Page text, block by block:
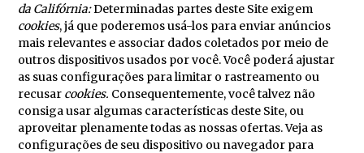
da Califórnia:Determinadas partes deste Site exigem
cookies, já que poderemos usá-los para enviar anúncios
mais relevantes e associar dados coletados por meio de
outros dispositivos usados por você. Você poderá ajustar
as suas configurações para limitar o rastreamento ou
recusar cookies. Consequentemente, você talvez não
consiga usar algumas características deste Site, ou
aproveitar plenamente todas as nossas ofertas. Veja as
configurações de seu dispositivo ou navegador para